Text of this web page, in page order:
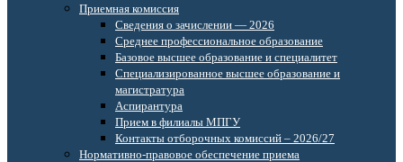
Приемная комиссия
Сведения о зачислении — 2026
Среднее профессиональное образование
Базовое высшее образование и специалитет
Специализированное высшее образование и
магистратура
Аспирантура
Прием в филиалы МПГУ
Контакты отборочных комиссий – 2026/27
Нормативно-правовое обеспечение приема